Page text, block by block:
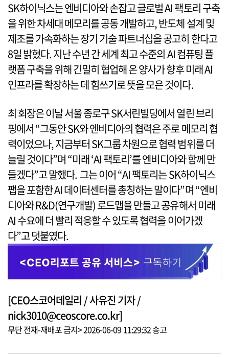
SK하이닉스는 엔비디아와 손잡고 글로벌 AI 팩토리 구축
을 위한 차세대 메모리를 공동 개발하고, 반도체 설계 및
제조를 가속화하는 장기 기술 파트너십을 공고히 한다고
8일 밝혔다. 지난 수년 간 세계 최고 수준의 AI 컴퓨팅 플
랫폼 구축을 위해 긴밀히 협업해 온 양사가 향후 미래 AI
인프라를 확장하는 데 힘쓰기로 뜻을 모은 것이다.
최 회장은 이날 서울 종로구 SK서린빌딩에서 열린 브리
핑에서 “그동안 SK와 엔비디아의 협력은 주로 메모리 협
력이었으나, 지금부터 SK그룹 차원으로 협력 범위를 더
늘릴 것이다”며 “미래 ‘AI 팩토리’를 엔비디아와 함께 만
들겠다”고 말했다. 그는 이어 “AI 팩토리는 SK하이닉스
팹을 포함한 AI 데이터센터를 총칭하는 말이다”며 “엔비
디아와 R&D(연구개발) 로드맵을 만들고 공유해서 미래
AI 수요에 더 빨리 적응할 수 있도록 협력을 이어가겠
다”고 덧붙였다.
[CEO스코어데일리 / 사유진 기자 /
nick3010@ceoscore.co.kr]
무단 전재-재배포 금지> 2026-06-09 11:29:32 송고